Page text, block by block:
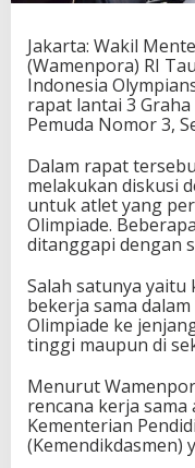
Jakarta: Wakil
(Wamenpora) RI
Indonesia
rapat lantai 3
Pemuda Nomor 3,
Dalam rapat
melakukan diskusi
untuk atlet yang
Olimpiade.
ditanggapi dengan
Salah satunya
bekerja sama
Olimpiade ke
tinggi maupun di
Menurut
rencana kerja
Kementerian
(Kemendikdasmen)